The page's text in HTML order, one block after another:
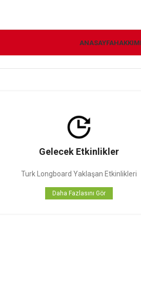
ANASAYFA
Gelecek Etkinlikler
Turk Longboard Yaklaşan Etkinlikleri
Daha Fazlasını Gör